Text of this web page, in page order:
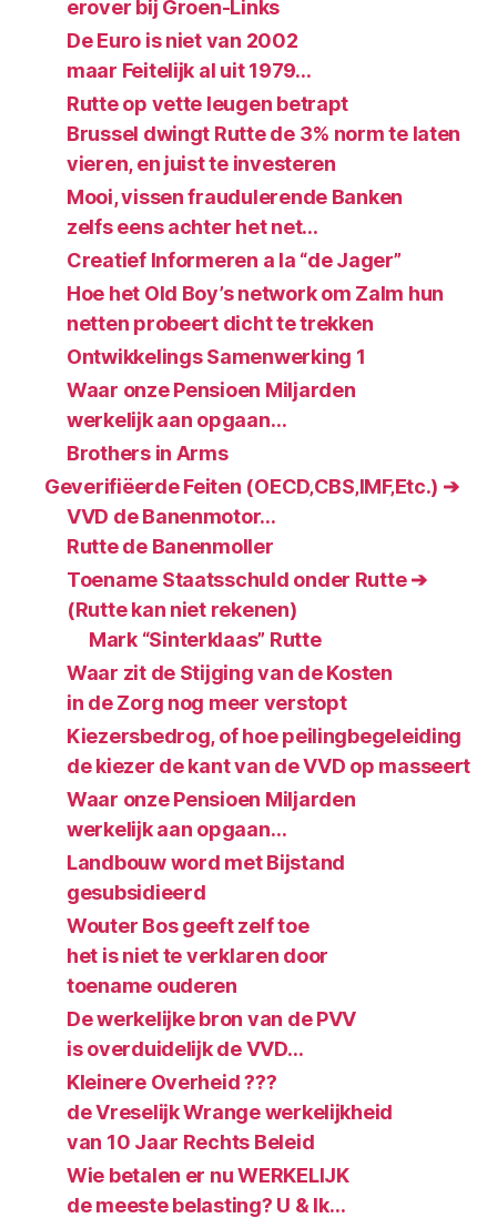
erover bij Groen-Links
De Euro is niet van 2002
maar Feitelijk al uit 1979…
Rutte op vette leugen betrapt
Brussel dwingt Rutte de 3% norm te laten
vieren, en juist te investeren
Mooi, vissen fraudulerende Banken
zelfs eens achter het net…
Creatief Informeren a la “de Jager”
Hoe het Old Boy’s network om Zalm hun
netten probeert dicht te trekken
Ontwikkelings Samenwerking 1
Waar onze Pensioen Miljarden
werkelijk aan opgaan…
Brothers in Arms
Geverifiëerde Feiten (OECD‚CBS‚IMF‚Etc.) ➔
VVD de Banenmotor…
Rutte de Banenmoller
Toename Staatsschuld onder Rutte ➔
(Rutte kan niet rekenen)
Mark “Sinterklaas” Rutte
Waar zit de Stijging van de Kosten
in de Zorg nog meer verstopt
Kiezersbedrog, of hoe peilingbegeleiding
de kiezer de kant van de VVD op masseert
Waar onze Pensioen Miljarden
werkelijk aan opgaan…
Landbouw word met Bijstand
gesubsidieerd
Wouter Bos geeft zelf toe
het is niet te verklaren door
toename ouderen
De werkelijke bron van de PVV
is overduidelijk de VVD…
Kleinere Overheid ???
de Vreselijk Wrange werkelijkheid
van 10 Jaar Rechts Beleid
Wie betalen er nu WERKELIJK
de meeste belasting? U & Ik…